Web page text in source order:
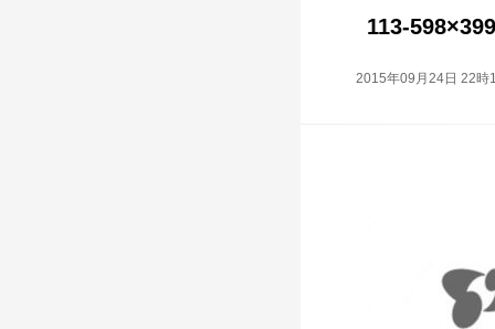
113-598×399
2015年09月24日 22時